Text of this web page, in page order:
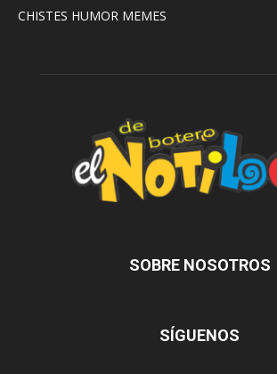
CHISTES HUMOR MEMES
SOBRE NOSOTROS
SÍGUENOS